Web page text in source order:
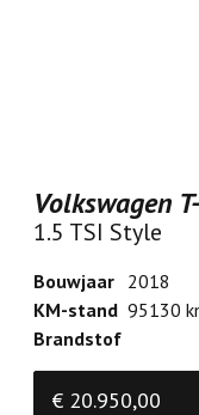
Bouwjaar 2018
KM-stand 95130 km
Brandstof
€ 20.950,00